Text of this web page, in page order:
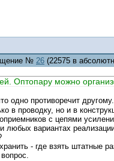
№ 26 (22575 в
Оптопару можно
одно противоречит
в проводку, но и в
с цепями
вариантах
- где взять штатные